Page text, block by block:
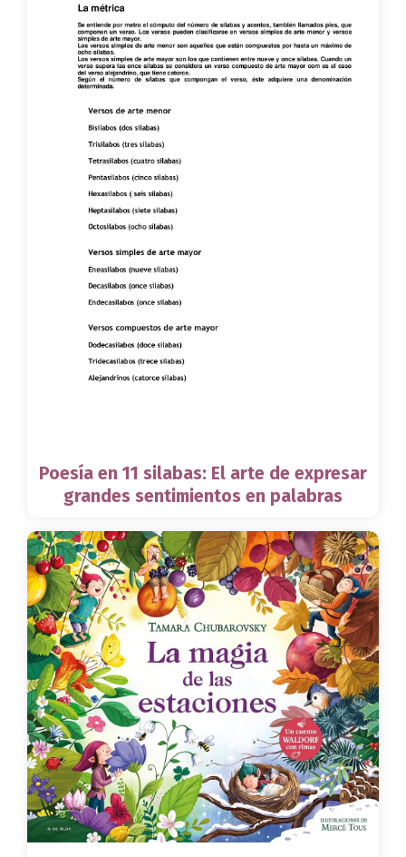
Poesía en 11 silabas: El arte de expresar
grandes sentimientos en palabras